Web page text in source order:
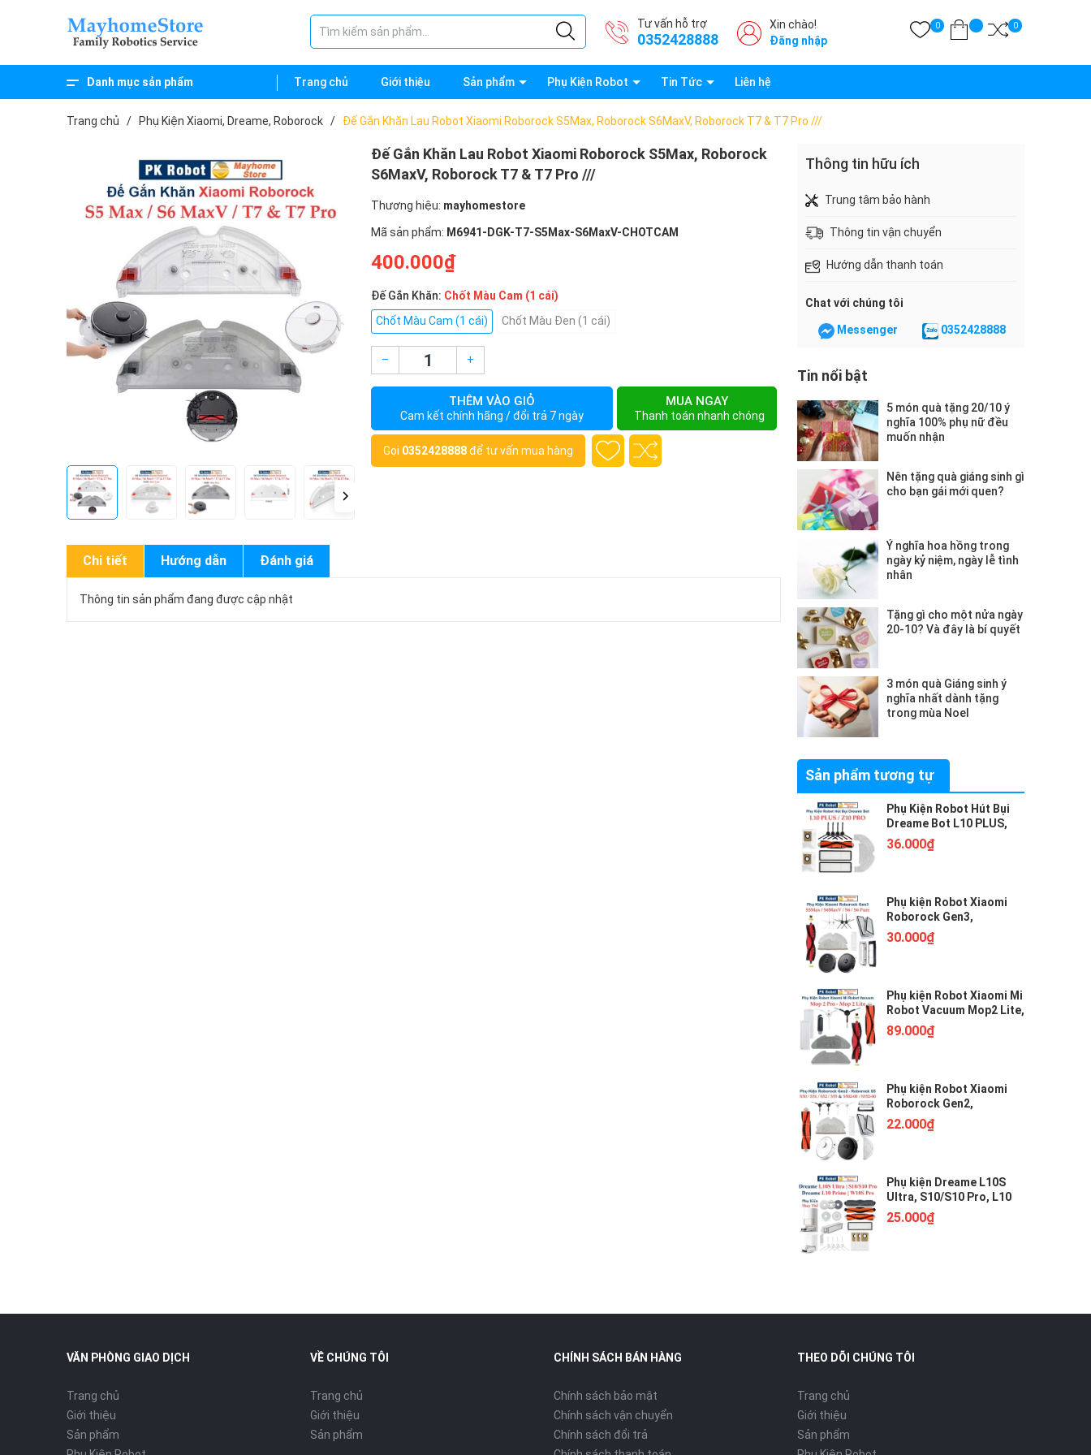
Tư vấn hỗ trợ
0352428888
Xin chào!
Đăng nhập
0 0
Danh mục sản phẩm Trang chủ Giới thiệu Sản phẩm Phụ Kiện Robot Tin Tức Liên hệ
Trang chủ / Phụ Kiện Xiaomi, Dreame, Roborock / Đế Gắn Khăn Lau Robot Xiaomi Roborock S5Max, Roborock S6MaxV, Roborock T7 & T7 Pro ///
Đế Gắn Khăn Lau Robot Xiaomi Roborock S5Max, Roborock
S6MaxV, Roborock T7 & T7 Pro ///
Thương hiệu: mayhomestore
Mã sản phẩm: M6941-DGK-T7-S5Max-S6MaxV-CHOTCAM
400.000₫
Đế Gắn Khăn: Chốt Màu Cam (1 cái)
Chốt Màu Cam (1 cái)
Chốt Màu Đen (1 cái)
– +
THÊM VÀO GIỎ
Cam kết chính hãng / đổi trả 7 ngày
MUA NGAY
Thanh toán nhanh chóng
Gọi 0352428888để tư vấn mua hàng
Chi tiết Hướng dẫn Đánh giá
Thông tin sản phẩm đang được cập nhật
Thông tin hữu ích
Trung tâm bảo hành
Thông tin vận chuyển
Hướng dẫn thanh toán
Chat với chúng tôi
Messenger 0352428888
Tin nổi bật
5 món quà tặng 20/10 ý
nghĩa 100% phụ nữ đều
muốn nhận
Nên tặng quà giáng sinh gì
cho bạn gái mới quen?
Ý nghĩa hoa hồng trong
ngày kỷ niệm, ngày lễ tình
nhân
Tặng gì cho một nửa ngày
20-10? Và đây là bí quyết
3 món quà Giáng sinh ý
nghĩa nhất dành tặng
trong mùa Noel
Sản phẩm tương tự
Phụ Kiện Robot Hút Bụi
Dreame Bot L10 PLUS,
Z10 PRO. Phụ Kiện Robot
Hút Bụi Lau Nhà Xiaomi
36.000₫
Phụ kiện Robot Xiaomi
Roborock Gen3,
Roborock S5Max,
S6MaxV, S6, S6 Pure.
30.000₫
Phụ kiện Robot Xiaomi Mi
Robot Vacuum Mop2 Lite,
Mop2 Pro, chổi lăn, chổi
ven, bộ lọc hepa, khăn
89.000₫
Phụ kiện Robot Xiaomi
Roborock Gen2,
Roborock S50, S51, S52,
S55, S502, S552. Chổi lăn,
22.000₫
Phụ kiện Dreame L10S
Ultra, S10/S10 Pro, L10
Prime, W10S Pro, Chổi
lăn, Chổi cạnh, Bộ lọc,
25.000₫
VĂN PHÒNG GIAO DỊCH
Trang chủ
Giới thiệu
Sản phẩm
VỀ CHÚNG TÔI
Trang chủ
Giới thiệu
Sản phẩm
CHÍNH SÁCH BÁN HÀNG
Chính sách bảo mật
Chính sách vận chuyển
Chính sách đổi trả
THEO DÕI CHÚNG TÔI
Trang chủ
Giới thiệu
Sản phẩm